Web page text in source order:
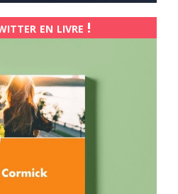
en livre !